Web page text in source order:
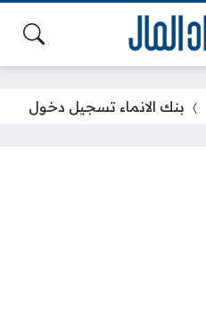
بنك الانماء تسجيل دخول